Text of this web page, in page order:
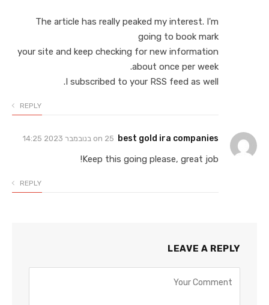
The article has really peaked my interest. I'm
going to book mark
your site and keep checking for new information
about once per week.
I subscribed to your RSS feed as well.
REPLY
best gold ira companies 25 בנובמבר 2023 14:25
Keep this going please, great job!
REPLY
LEAVE A REPLY